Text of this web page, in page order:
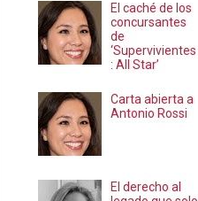
El caché de los
concursantes
de
‘Supervivientes
: All Star’
Carta abierta a
Antonio Rossi
El derecho al